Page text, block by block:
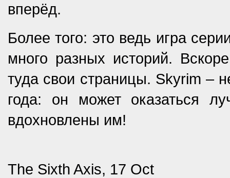
вперёд.
Более того: это ведь игра
много разных историй.
туда свои страницы. Skyrim –
года: он может оказаться
вдохновлены им!
The Sixth Axis, 17 Oct